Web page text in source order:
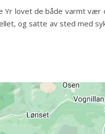
Yr lovet de både varmt vær
og satte av sted med